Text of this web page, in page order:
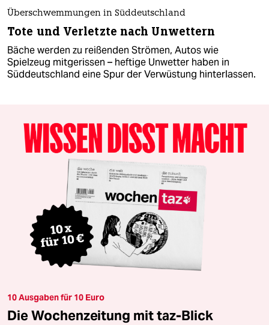
Überschwemmungen in Süddeutschland
Tote und Verletzte nach Unwettern
Bäche werden zu reißenden Strömen, Autos wie
Spielzeug mitgerissen – heftige Unwetter haben in
Süddeutschland eine Spur der Verwüstung hinterlassen.
10 Ausgaben für 10 Euro
Die Wochenzeitung mit taz-Blick